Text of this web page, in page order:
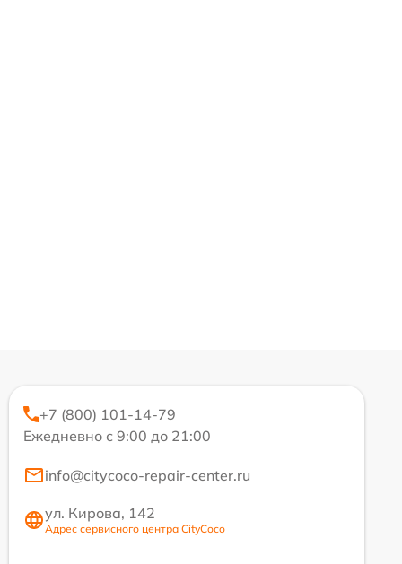
+7 (800) 101-14-79
Ежедневно с 9:00 до 21:00
info@citycoco-repair-center.ru
ул. Кирова, 142
Адрес сервисного центра CityCoco